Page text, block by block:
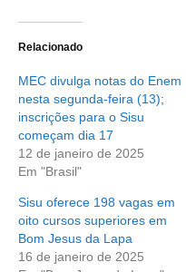
Relacionado
MEC divulga notas do Enem
nesta segunda-feira (13);
inscrições para o Sisu
começam dia 17
12 de janeiro de 2025
Em "Brasil"
Sisu oferece 198 vagas em
oito cursos superiores em
Bom Jesus da Lapa
16 de janeiro de 2025